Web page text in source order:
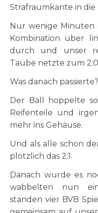
Strafraumkante in die
Nur wenige Minuten
Kombination über
durch und unser
Taube netzte zum
Was danach
Der Ball hoppelte
Reifenteile und
mehr ins Gehäuse.
Und als alle schon
plötzlich das 2:1.
Danach wurde es
wabbelten nun
standen vier BVB